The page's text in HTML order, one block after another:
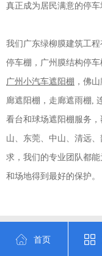
真正成为居民满意的停车
我们 广东绿柳膜建筑工程
停车棚，广州膜结构停
广州小汽车遮阳棚 ，佛
廊遮阳棚，走廊遮雨棚,
看台和球场遮阳棚服务
山、东莞、中山、清远
求，我们的专业团队都
和场地得到最好的保护。
首页